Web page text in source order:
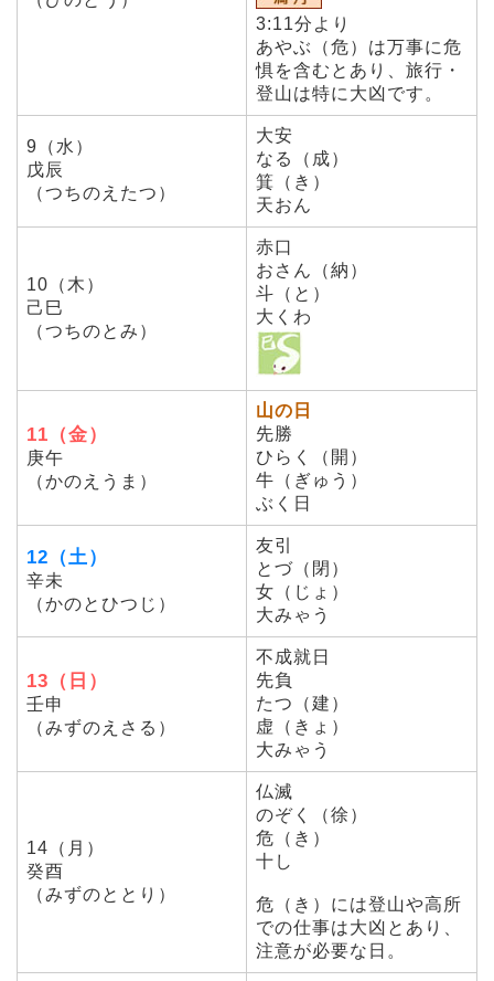
3:11分より
あやぶ（危）は万事に危
惧を含むとあり、旅行・
登山は特に大凶です。
9（水）
戊辰
（つちのえたつ）
大安
なる（成）
箕（き）
天おん
10（木）
己巳
（つちのとみ）
赤口
おさん（納）
斗（と）
大くわ
11（金）
庚午
（かのえうま）
山の日
先勝
ひらく（開）
牛（ぎゅう）
ぶく日
12（土）
辛未
（かのとひつじ）
友引
とづ（閉）
女（じょ）
大みゃう
13（日）
壬申
（みずのえさる）
不成就日
先負
たつ（建）
虚（きょ）
大みゃう
14（月）
癸酉
（みずのととり）
仏滅
のぞく（徐）
危（き）
十し
危（き）には登山や高所
での仕事は大凶とあり、
注意が必要な日。